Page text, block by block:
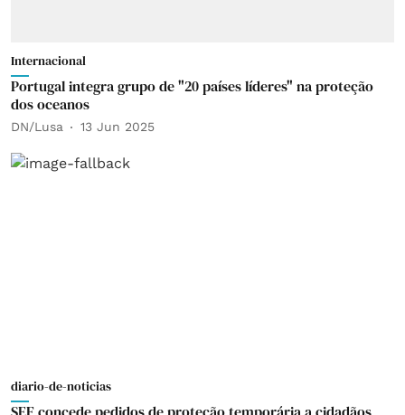
Internacional
Portugal integra grupo de "20 países líderes" na proteção
dos oceanos
DN/Lusa 13 Jun 2025
diario-de-noticias